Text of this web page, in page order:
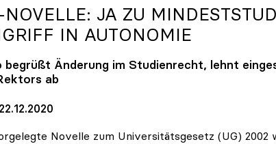
NOVELLE: JA ZU
IN AUTONOMIE
begrüßt Änderung im Studienrecht, lehnt
ab
Novelle zum Universitätsgesetz (UG)